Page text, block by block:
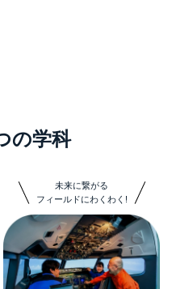
の学科
未来に繋がる
フィールドにわくわく!